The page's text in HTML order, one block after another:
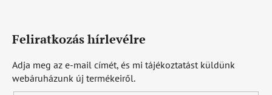
Feliratkozás hírlevélre
Adja meg az e-mail címét, és mi tájékoztatást küldünk
webáruházunk új termékeiről.